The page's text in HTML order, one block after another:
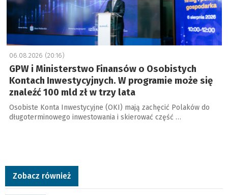
06.08.2026 (20:16)
GPW i Ministerstwo Finansów o Osobistych
Kontach Inwestycyjnych. W programie może się
znaleźć 100 mld zł w trzy lata
Osobiste Konta Inwestycyjne (OKI) mają zachęcić Polaków do
długoterminowego inwestowania i skierować część …
Zobacz również